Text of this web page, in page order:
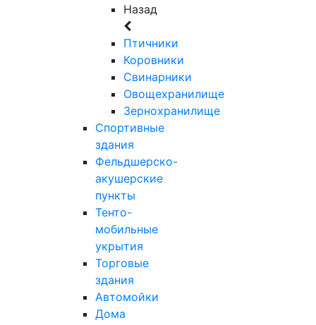
Назад
Птичники
Коровники
Свинарники
Овощехранилище
Зернохранилище
Спортивные
здания
Фельдшерско-
акушерские
пункты
Тенто-
мобильные
укрытия
Торговые
здания
Автомойки
Дома